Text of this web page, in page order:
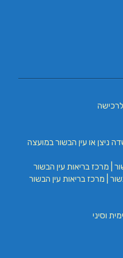
ניצן או עין הבשור במועצה
| מרכז בריאות עין הבשור
| מרכז בריאות עין הבשור